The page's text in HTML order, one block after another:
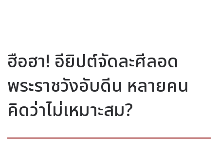
ฮือฮา! อียิปต์จัดละศีลอด
พระราชวังอับดีน หลายคน
คิดว่าไม่เหมาะสม?